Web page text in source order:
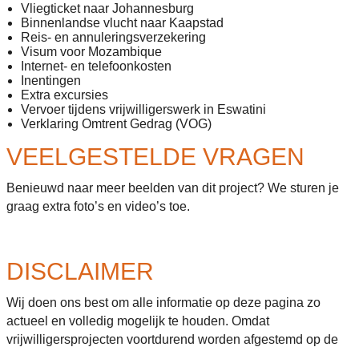
Vliegticket naar Johannesburg
Binnenlandse vlucht naar Kaapstad
Reis- en annuleringsverzekering
Visum voor Mozambique
Internet- en telefoonkosten
Inentingen
Extra excursies
Vervoer tijdens vrijwilligerswerk in Eswatini
Verklaring Omtrent Gedrag (VOG)
VEELGESTELDE VRAGEN
Benieuwd naar meer beelden van dit project? We sturen je
graag extra foto’s en video’s toe.
DISCLAIMER
Wij doen ons best om alle informatie op deze pagina zo
actueel en volledig mogelijk te houden. Omdat
vrijwilligersprojecten voortdurend worden afgestemd op de